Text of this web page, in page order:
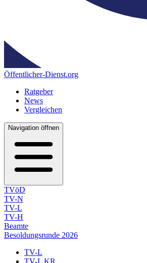
Öffentlicher-Dienst.org
Ratgeber
News
Vergleichen
Navigation öffnen
TVöD
TV-N
TV-L
TV-H
Beamte
Besoldungsrunde 2026
TV-L
TV-L KR